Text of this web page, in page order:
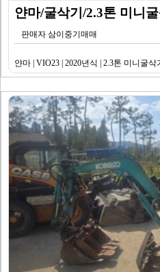
얀마/굴삭기/2.3톤 미니
판매자 삼이중기매매
얀마 | VIO23 | 2020년식 | 2.3톤 미니굴삭